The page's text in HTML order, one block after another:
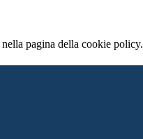
pagina della cookie policy.